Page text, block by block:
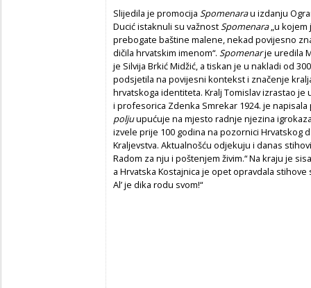
Slijedila je promocija Spomenarau izdanju
Ducić istaknuli su važnostSpomenara„u
prebogate baštine malene, nekad povijesno
dičila hrvatskim imenom“. Spomenarje uredila
je Silvija Brkić Midžić, a tiskan je u nakladi od
podsjetila na povijesni kontekst i značenje
hrvatskoga identiteta. Kralj Tomislav izrastao
i profesorica Zdenka Smrekar 1924. je
poljuupućuje na mjesto radnje njezina
izvele prije 100 godina na pozornici Hrvatskog
Kraljevstva. Aktualnošću odjekuju i danas
Radom za nju i poštenjem živim.“ Na kraju je
a Hrvatska Kostajnica je opet opravdala
Al’ je dika rodu svom!“